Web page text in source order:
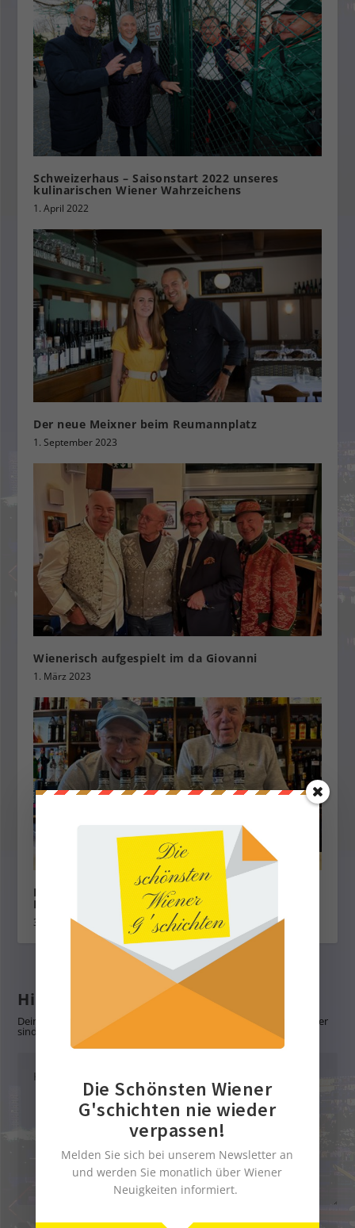
Schweizerhaus – Saisonstart 2022 unseres
kulinarischen Wiener Wahrzeichens
1. April 2022
Der neue Meixner beim Reumannplatz
1. September 2023
Wienerisch aufgespielt im da Giovanni
1. März 2023
Likörstube Sveceny – einer der letzten Wiener
Branntweiner
30. Mai 2024
Hinterlasse eine Antwort
Deine E-Mail-Adresse wird nicht veröffentlicht. Erforderliche Felder
sind mit markiert
Die Schönsten Wiener
G'schichten nie wieder
verpassen!
Melden Sie sich bei unserem Newsletter an
und werden Sie monatlich über Wiener
Neuigkeiten informiert.